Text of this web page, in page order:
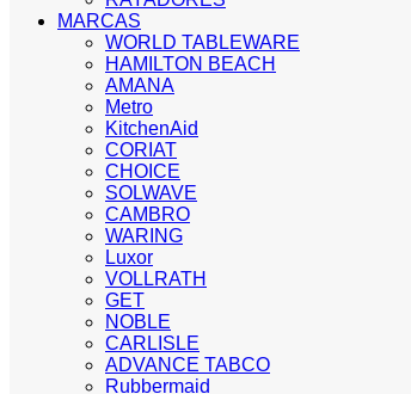
MARCAS
WORLD TABLEWARE
HAMILTON BEACH
AMANA
Metro
KitchenAid
CORIAT
CHOICE
SOLWAVE
CAMBRO
WARING
Luxor
VOLLRATH
GET
NOBLE
CARLISLE
ADVANCE TABCO
Rubbermaid